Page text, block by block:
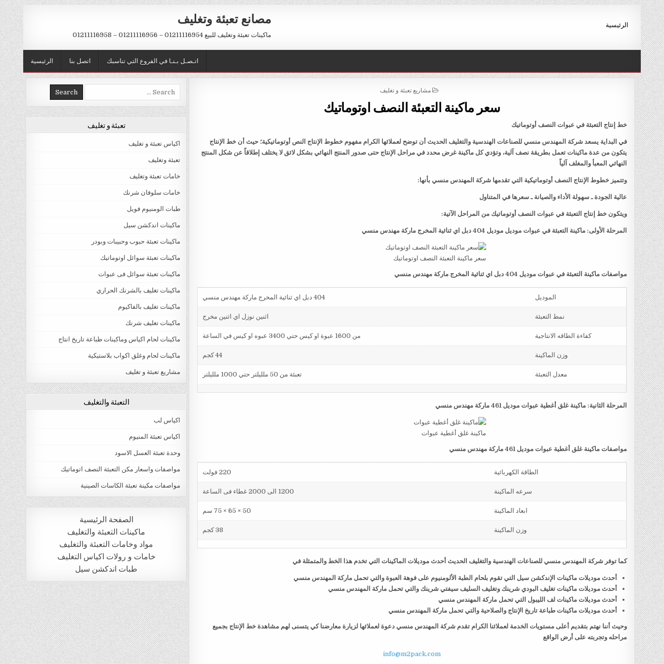
Skip
to
content
مصانع تعبئة وتغليف
ماكينات تعبئة وتغليف للبيع 01211116954 – 01211116956 – 01211116958
الرئيسية
الرئيسية اتصل بنا اتـصـل بـنـا في الفروع التي تناسبك
POSTED
مشاريع تعبئة و تغليف
سعر ماكينة التعبئة النصف اوتوماتيك
خط إنتاج التعبئة في عبوات النصف أوتوماتيك
في البداية يسعد شركة المهندس منسي للصناعات الهندسية والتغليف الحديث أن توضح لعملائها الكرام مفهوم خطوط الإنتاج النص أوتوماتيكية؛ حيث أن خط الإنتاج
يتكون من عدة ماكينات تعمل بطريقة نصف آلية، وتؤدي كل ماكينة غرض محدد في مراحل الإنتاج حتى صدور المنتج النهائي بشكل لائق لا يختلف إطلاقاً عن شكل المنتج
النهائي المعبأ والمغلف آلياً
وتتميز خطوط الإنتاج النصف أوتوماتيكية التي تقدمها شركة المهندس منسي بأنها:
عالية الجودة ـ سهولة الأداء والصيانة ـ سعرها في المتناول
ويتكون خط إنتاج التعبئة في عبوات النصف أوتوماتيك من المراحل الآتية:
المرحلة الأولى: ماكينة التعبئة في عبوات موديل موديل 404 دبل اي ثنائية المخرج ماركة مهندس منسي
سعر ماكينة التعبئة النصف اوتوماتيك
مواصفات ماكينة التعبئة في عبوات موديل 404 دبل اي ثنائية المخرج ماركة مهندس منسي
الموديل 404 دبل اي ثنائية المخرج ماركة مهندس منسي
نمط التعبئة اثنين نوزل اي اثنين مخرج
كفاءة الطاقه الانتاجية من 1600 عبوة او كيس حتي 3400 عبوه او كيس في الساعة
وزن الماكينة 44 كجم
معدل التعبئة تعبئة من 50 ملليلتر حتي 1000 ملليلتر
المرحلة الثانية: ماكينة غلق أغطية عبوات موديل 461 ماركة مهندس منسي
ماكينة غلق أغطية عبوات
مواصفات ماكينة غلق أغطية عبوات موديل 461 ماركة مهندس منسي
الطاقة الكهربائية 220 فولت
سرعه الماكينة 1200 الى 2000 غطاء فى الساعة
ابعاد الماكينة 50 × 65 × 75 سم
وزن الماكينة 38 كجم
كما توفر شركة المهندس منسي للصناعات الهندسية والتغليف الحديث أحدث موديلات الماكينات التي تخدم هذا الخط والمتمثلة في
أحدث موديلات ماكينات الإندكشن سيل التي تقوم بلحام الطبة الألومنيوم على فوهة العبوة والتي تحمل ماركة المهندس منسي
أحدث موديلات ماكينات تغليف البودي شرينك وتغليف السليف سيفتي شرينك والتي تحمل ماركة المهندس منسي
أحدث موديلات ماكينات لف الليبول التي تحمل ماركة المهندس منسي
أحدث موديلات ماكينات طباعة تاريخ الإنتاج والصلاحية والتي تحمل ماركة المهندس منسي
وحيث أننا نهتم بتقديم أعلى مستويات الخدمة لعملائنا الكرام تقدم شركة المهندس منسي دعوة لعملائها لزيارة معارضنا كي يتسنى لهم مشاهدة خط الإنتاج بجميع
مراحله وتجربته على أرض الواقع
info@m2pack.com
Search
for:
تعبئة و تغليف
اكياس تعبئة و تغليف
تعبئة وتغليف
خامات تعبئة وتغليف
خامات سلوفان شرنك
طبات الومنيوم فويل
ماكينات اندكشن سيل
ماكينات تعبئة حبوب وحبيبات وبودر
ماكينات تعبئة سوائل اوتوماتيك
ماكينات تعبئة سوائل فى عبوات
ماكينات تغليف بالشرنك الحراري
ماكينات تغليف بالفاكيوم
ماكينات تغليف شرنك
ماكينات لحام اكياس وماكينات طباعة تاريخ انتاج
ماكينات لحام وغلق اكواب بلاستيكية
مشاريع تعبئة و تغليف
التعبئة والتغليف
اكياس لب
اكياس تعبئة المنيوم
وحدة تعبئة العسل الاسود
مواصفات واسعار مكن التعبئة النصف اتوماتيك
مواصفات مكينة تعبئة الكاسات الصينية
الصفحة الرئيسية
ماكينات التعبئة والتغليف
مواد وخامات التعبئة والتغليف
خامات و رولات اكياس التغليف
طبات اندكشن سيل